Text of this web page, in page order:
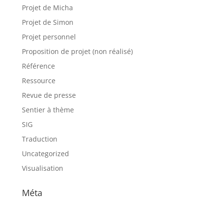
Projet de Micha
Projet de Simon
Projet personnel
Proposition de projet (non réalisé)
Référence
Ressource
Revue de presse
Sentier à thème
SIG
Traduction
Uncategorized
Visualisation
Méta